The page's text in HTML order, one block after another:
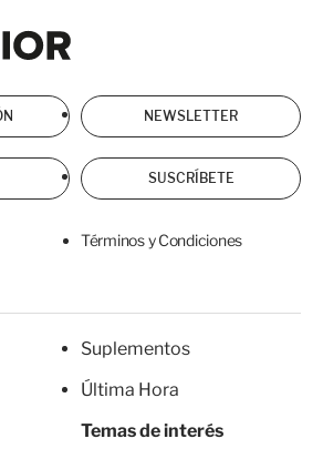
NEWSLETTER
SUSCRÍBETE
Términos y Condiciones
Suplementos
Última Hora
Temas de interés